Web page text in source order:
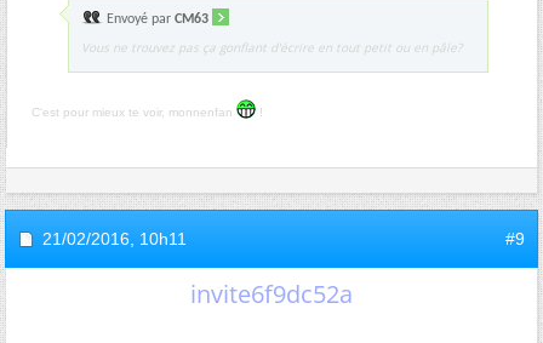
Envoyé par CM63
Vous ne trouvez pas ça gonflant d'écrire en tout petit ou en pâle?
C'est pour mieux te voir, monnenfan !
21/02/2016, 10h11 #9
invite6f9dc52a